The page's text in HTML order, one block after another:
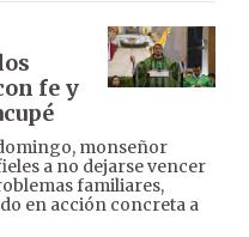
fe y
monseñor
a no dejarse vencer
familiares,
en acción concreta a